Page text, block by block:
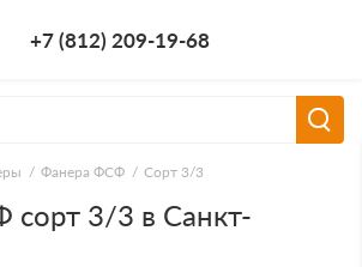
+7 (812) 209-19-68
Фанера ФСФ Сорт 3/3
3/3 в Санкт-